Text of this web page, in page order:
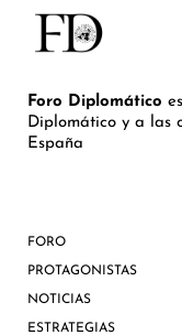
Foro Diplomático
Diplomático y a las
España
FORO
PROTAGONISTAS
NOTICIAS
ESTRATEGIAS